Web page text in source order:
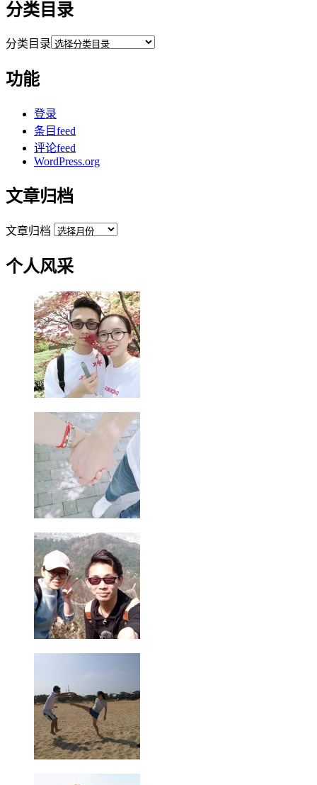
分类目录
分类目录
功能
登录
条目feed
评论feed
WordPress.org
文章归档
文章归档
个人风采